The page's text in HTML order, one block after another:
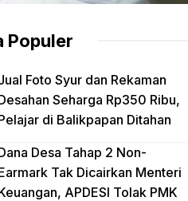
Populer
Foto Syur dan Rekaman
Seharga Rp350 Ribu,
di Balikpapan Ditahan
Desa Tahap 2 Non-
Tak Dicairkan Menteri
APDESI Tolak PMK